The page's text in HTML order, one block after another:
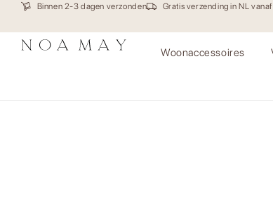
Binnen 2-3 dagen verzonden Gratis verzending in NL
Woonaccessoires